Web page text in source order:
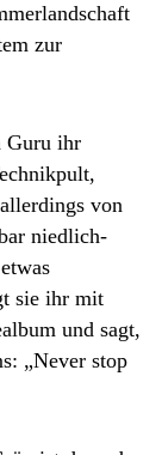
zur
Guru ihr
von
niedlich-
sie ihr mit
und sagt,
„Never stop